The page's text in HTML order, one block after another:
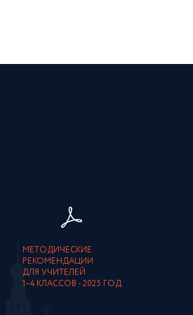
МЕТОДИЧЕСКИЕ
РЕКОМЕНДАЦИИ
ДЛЯ УЧИТЕЛЕЙ
1–4 КЛАССОВ - 2025 ГОД